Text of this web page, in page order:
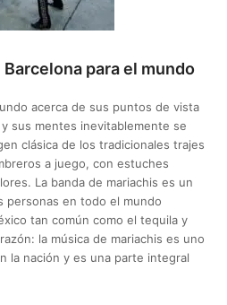
para el mundo
acerca de sus puntos de vista
sus mentes inevitablemente se
clásica de los tradicionales trajes
a juego, con estuches
La banda de mariachis es un
personas en todo el mundo
tan común como el tequila y
la música de mariachis es uno
la nación y es una parte integral